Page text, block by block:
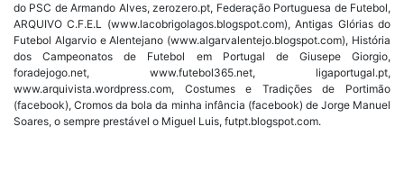
do PSC de Armando Alves, zerozero.pt, Federação Portuguesa de Futebol,
ARQUIVO C.F.E.L (www.lacobrigolagos.blogspot.com), Antigas Glórias do
Futebol Algarvio e Alentejano (www.algarvalentejo.blogspot.com), História
dos Campeonatos de Futebol em Portugal de Giusepe Giorgio,
foradejogo.net, www.futebol365.net, ligaportugal.pt,
www.arquivista.wordpress.com, Costumes e Tradições de Portimão
(facebook), Cromos da bola da minha infância (facebook) de Jorge Manuel
Soares, o sempre prestável o Miguel Luis, futpt.blogspot.com.